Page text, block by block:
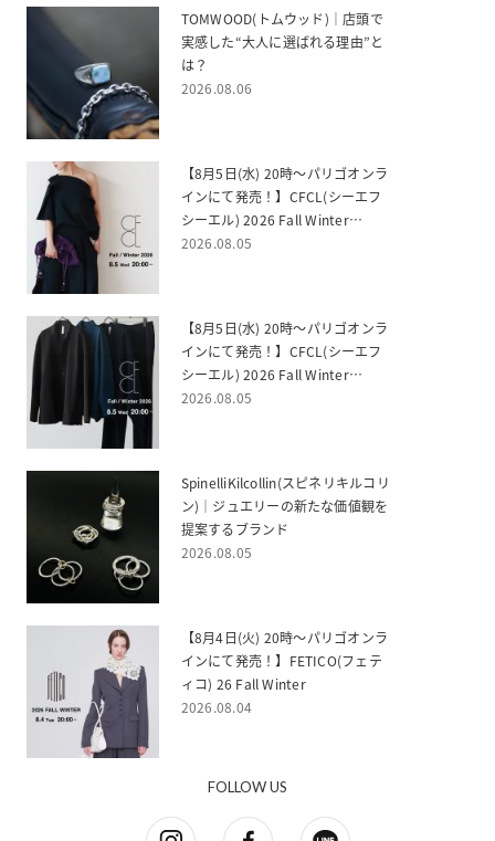
TOMWOOD(トムウッド)｜店頭で
実感した“大人に選ばれる理由”と
は？
2026.08.06
【8月5日(水) 20時～パリゴオンラ
インにて発売！】CFCL(シーエフ
シーエル) 2026 Fall Winter
WOMEN(レディース)
2026.08.05
【8月5日(水) 20時～パリゴオンラ
インにて発売！】CFCL(シーエフ
シーエル) 2026 Fall Winter
MEN(メンズ)
2026.08.05
SpinelliKilcollin(スピネリキルコリ
ン)｜ジュエリーの新たな価値観を
提案するブランド
2026.08.05
【8月4日(火) 20時～パリゴオンラ
インにて発売！】FETICO(フェテ
ィコ) 26 Fall Winter
2026.08.04
FOLLOW US